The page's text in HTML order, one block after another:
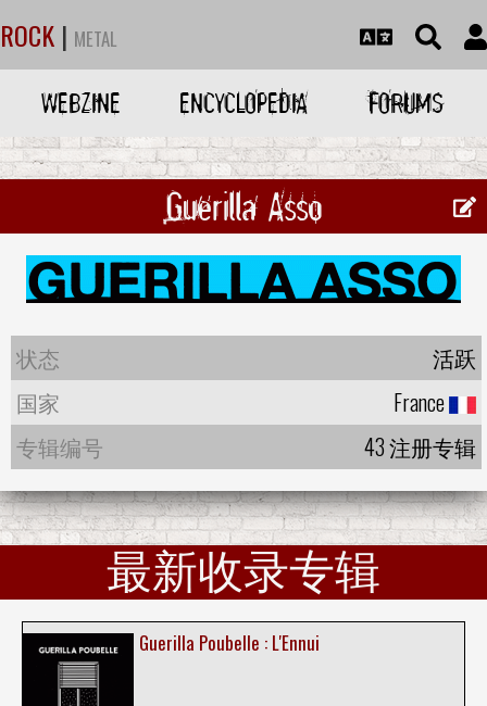
ROCK | METAL
WEBZINE ENCYCLOPEDIA FORUMS
Guerilla Asso
状态
活跃
国家
France
专辑编号
43 注册专辑
最新收录专辑
Guerilla Poubelle : L'Ennui